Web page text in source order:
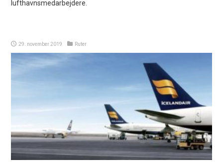
lufthavnsmedarbejdere.
29. november 2019 Ruter